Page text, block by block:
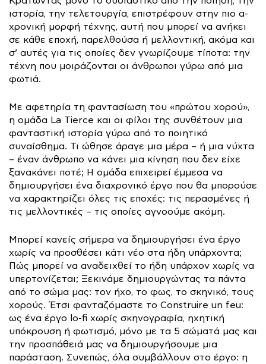
ιστορία, την τελετουργία, επιστρέφουν στην πιο α-
χρονική μορφή τέχνης, αυτή που μπορεί να ανήκει
σε κάθε εποχή, παρελθούσα ή μελλοντική, ακόμα και
σ’ αυτές για τις οποίες δεν γνωρίζουμε τίποτα: την
τέχνη που μοιράζονται οι άνθρωποι γύρω από μια
φωτιά.
Με αφετηρία τη φαντασίωση του «πρώτου χορού»,
η ομάδα La Tierce και οι φίλοι της συνθέτουν μια
φανταστική ιστορία γύρω από το ποιητικό
συναίσθημα. Τι ώθησε άραγε μια μέρα – ή μια νύχτα
– έναν άνθρωπο να κάνει μια κίνηση που δεν είχε
ξανακάνει ποτέ; H ομάδα επιχειρεί έμμεσα να
δημιουργήσει ένα διαχρονικό έργο που θα μπορούσε
να χαρακτηρίζει όλες τις εποχές: τις περασμένες ή
τις μελλοντικές – τις οποίες αγνοούμε ακόμη.
Μπορεί κανείς σήμερα να δημιουργήσει ένα έργο
χωρίς να προσθέσει κάτι νέο στα ήδη υπάρχοντα;
Πώς μπορεί να αναδειχθεί το ήδη υπάρχον χωρίς να
υπερτονίζεται; Ξεκινάμε δημιουργώντας τα πάντα
από τo σώμα μας: τον ήχο, το φως, το σκηνικό, τους
χορούς. Έτσι φανταζόμαστε το Construire un feu:
ως ένα έργο lo-fi χωρίς σκηνογραφία, ηχητική
υπόκρουση ή φωτισμό, μόνο με τα 5 σώματά μας και
την προσπάθειά μας να δημιουργήσουμε μια
παράσταση. Συνεπώς, όλα συμβάλλουν στο έργο: η